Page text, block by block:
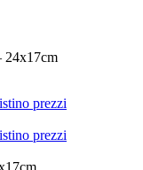
24x17cm
prezzi
prezzi